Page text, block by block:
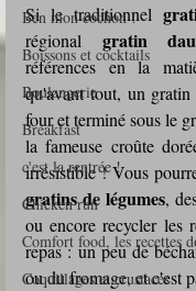
Ben mon cochon !
Boissons et cocktails
Boulangerie
Breakfast
c'est la rentrée !
Chicken run
Comfort food, les recettes
Coquillages et crustacés
Si le traditionnel
régional gratin
références en la
qu'avant tout, un gratin
four et terminé sous le
la fameuse croûte
gratins de légumes,
ou encore recycler les
repas : un peu de
ou du fromage, et c'est